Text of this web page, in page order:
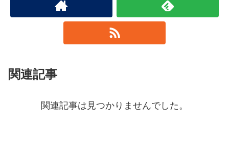
関連記事
関連記事は見つかりませんでした。